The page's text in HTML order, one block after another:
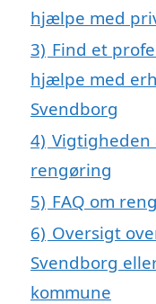
hjælpe med
3) Find et
hjælpe med
Svendborg
4)
rengøring
5) FAQ om
6) Oversigt
Svendborg
kommune